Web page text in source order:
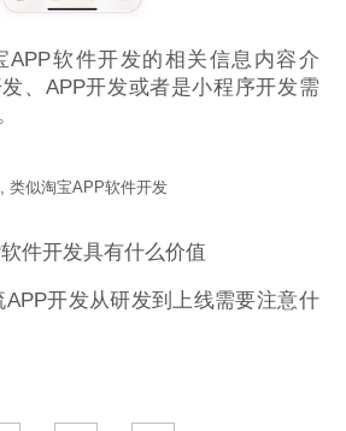
APP软件开发的相关信息内容介
、APP开发或者是小程序开发需
,类似淘宝APP软件开发
件开发具有什么价值
APP开发从研发到上线需要注意什